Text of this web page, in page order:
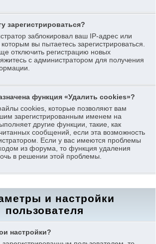
зарегистрироваться?
заблокировал ваш IP-адрес или
вы пытаетесь зарегистрироваться.
отключить регистрацию новых
с администратором для получения
функция «Удалить cookies»?
cookies, которые позволяют вам
зарегистрированным именем на
другие функции, такие, как
сообщений, если эта возможность
Если у вас имеются проблемы
из форума, то функция удаления
в решении этой проблемы.
и настройки
пользователя
настройки?